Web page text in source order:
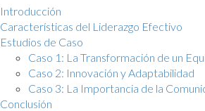
Introducción
Características del Liderazgo Efectivo
Estudios de Caso
Caso 1: La Transformación de un
Caso 2: Innovación y Adaptabilidad
Caso 3: La Importancia de la
Conclusión